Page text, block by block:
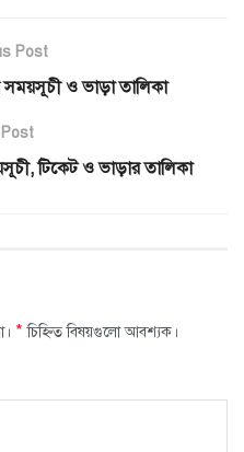
Post
সময়সূচী ও ভাড়া তালিকা
টিকেট ও ভাড়ার তালিকা
* চিহ্নিত বিষয়গুলো আবশ্যক।